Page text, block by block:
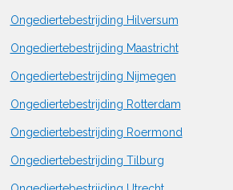
Ongediertebestrijding Hilversum
Ongediertebestrijding Maastricht
Ongediertebestrijding Nijmegen
Ongediertebestrijding Rotterdam
Ongediertebestrijding Roermond
Ongediertebestrijding Tilburg